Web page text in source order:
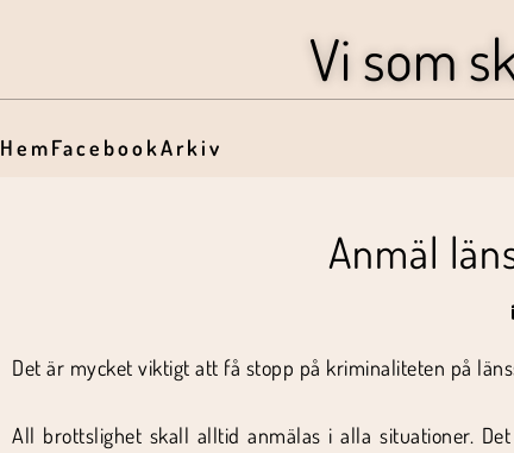
Vi som
HemFacebookArkiv
Anmäl
Det är mycket viktigt att få stopp på kriminaliteten på
All brottslighet skall alltid anmälas i alla situationer.